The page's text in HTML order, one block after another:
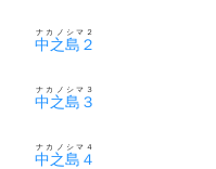
中之島２
ナカノシマ２
中之島３
ナカノシマ３
中之島４
ナカノシマ４